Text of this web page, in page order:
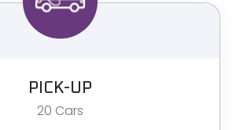
PICK-UP
20 Cars